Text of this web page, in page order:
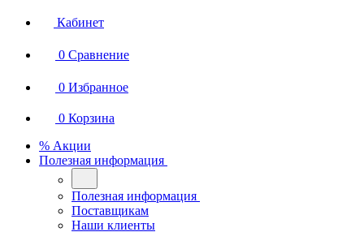
Кабинет
0 Сравнение
0 Избранное
0 Корзина
% Акции
Полезная информация
Полезная информация
Поставщикам
Наши клиенты